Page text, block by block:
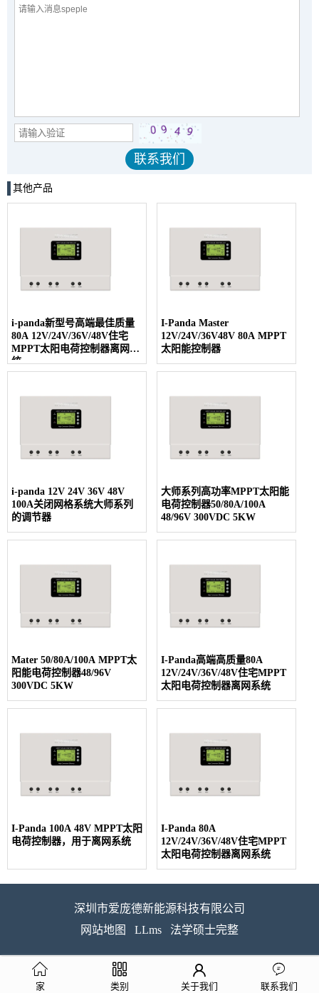
其他产品
i-panda新型号高端最佳质量
80A 12V/24V/36V/48V住宅
MPPT太阳电荷控制器离网系
统
I-Panda Master
12V/24V/36V48V 80A MPPT
太阳能控制器
i-panda 12V 24V 36V 48V
100A关闭网格系统大师系列
的调节器
大师系列高功率MPPT太阳能
电荷控制器50/80A/100A
48/96V 300VDC 5KW
Mater 50/80A/100A MPPT太
阳能电荷控制器48/96V
300VDC 5KW
I-Panda高端高质量80A
12V/24V/36V/48V住宅MPPT
太阳电荷控制器离网系统
I-Panda 100A 48V MPPT太阳
电荷控制器，用于离网系统
I-Panda 80A
12V/24V/36V/48V住宅MPPT
太阳电荷控制器离网系统
深圳市爱庞德新能源科技有限公司
网站地图
LLms 法学硕士完整
家 类别 关于我们 联系我们